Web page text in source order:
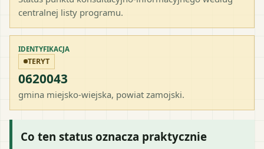
centralnej listy programu.
IDENTYFIKACJA
TERYT
0620043
gmina miejsko-wiejska, powiat zamojski.
Co ten status oznacza praktycznie